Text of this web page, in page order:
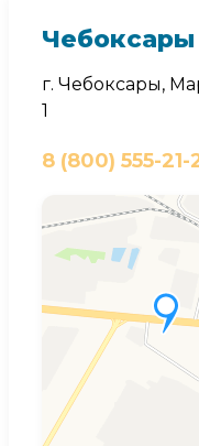
г. Чебоксары,
1
8 (800) 555-21-